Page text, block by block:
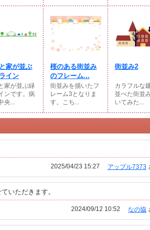
家が並ぶ
イン
家が並ぶ緑
ンです。病
央...
桜のある街並み
のフレーム...
街並みを描いたフ
レーム3となりま
す。こち...
街並み2
カラフルな
並べた街並
いてみた...
アップル7373
2025/04/23 15:27
いただきます。
なの協
2024/09/12 10:52